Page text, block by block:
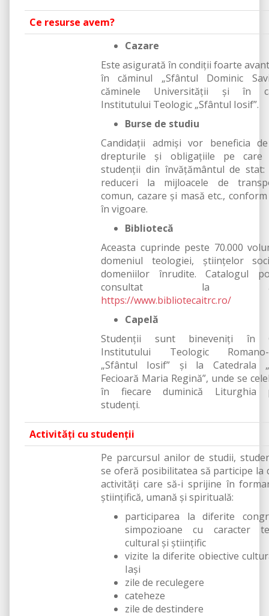
Ce resurse avem?
Cazare
Este asigurată în condiţii foarte
în căminul „Sfântul Dominic
căminele Universităţii şi în
Institutului Teologic „Sfântul Iosif”.
Burse de studiu
Candidaţii admişi vor beneficia
drepturile şi obligaţiile pe
studenţii din învăţământul de stat:
reduceri la mijloacele de
comun, cazare şi masă etc.,
în vigoare.
Bibliotecă
Aceasta cuprinde peste 70.000
domeniul teologiei, științelor
domeniilor înrudite. Catalogul
consultat la
https://www.bibliotecaitrc.ro/
Capelă
Studenții sunt bineveniți în
Institutului Teologic Romano-
„Sfântul Iosif” și la Catedrala
Fecioară Maria Regină”, unde se
în fiecare duminică Liturghia
studenți.
Activități cu studenții
Pe parcursul anilor de studii,
se oferă posibilitatea să participe la
activităţi care să-i sprijine în
ştiinţifică, umană şi spirituală:
participarea la diferite
simpozioane cu caracter
cultural şi ştiinţific
vizite la diferite obiective
Iaşi
zile de reculegere
cateheze
zile de destindere